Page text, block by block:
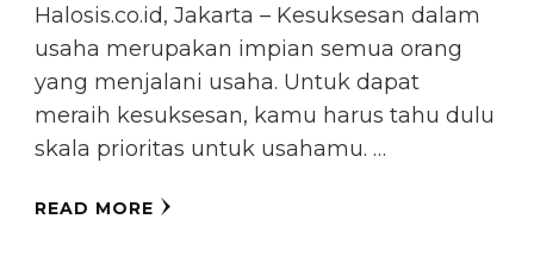
Halosis.co.id, Jakarta – Kesuksesan dalam
usaha merupakan impian semua orang
yang menjalani usaha. Untuk dapat
meraih kesuksesan, kamu harus tahu dulu
skala prioritas untuk usahamu. …
READ MORE